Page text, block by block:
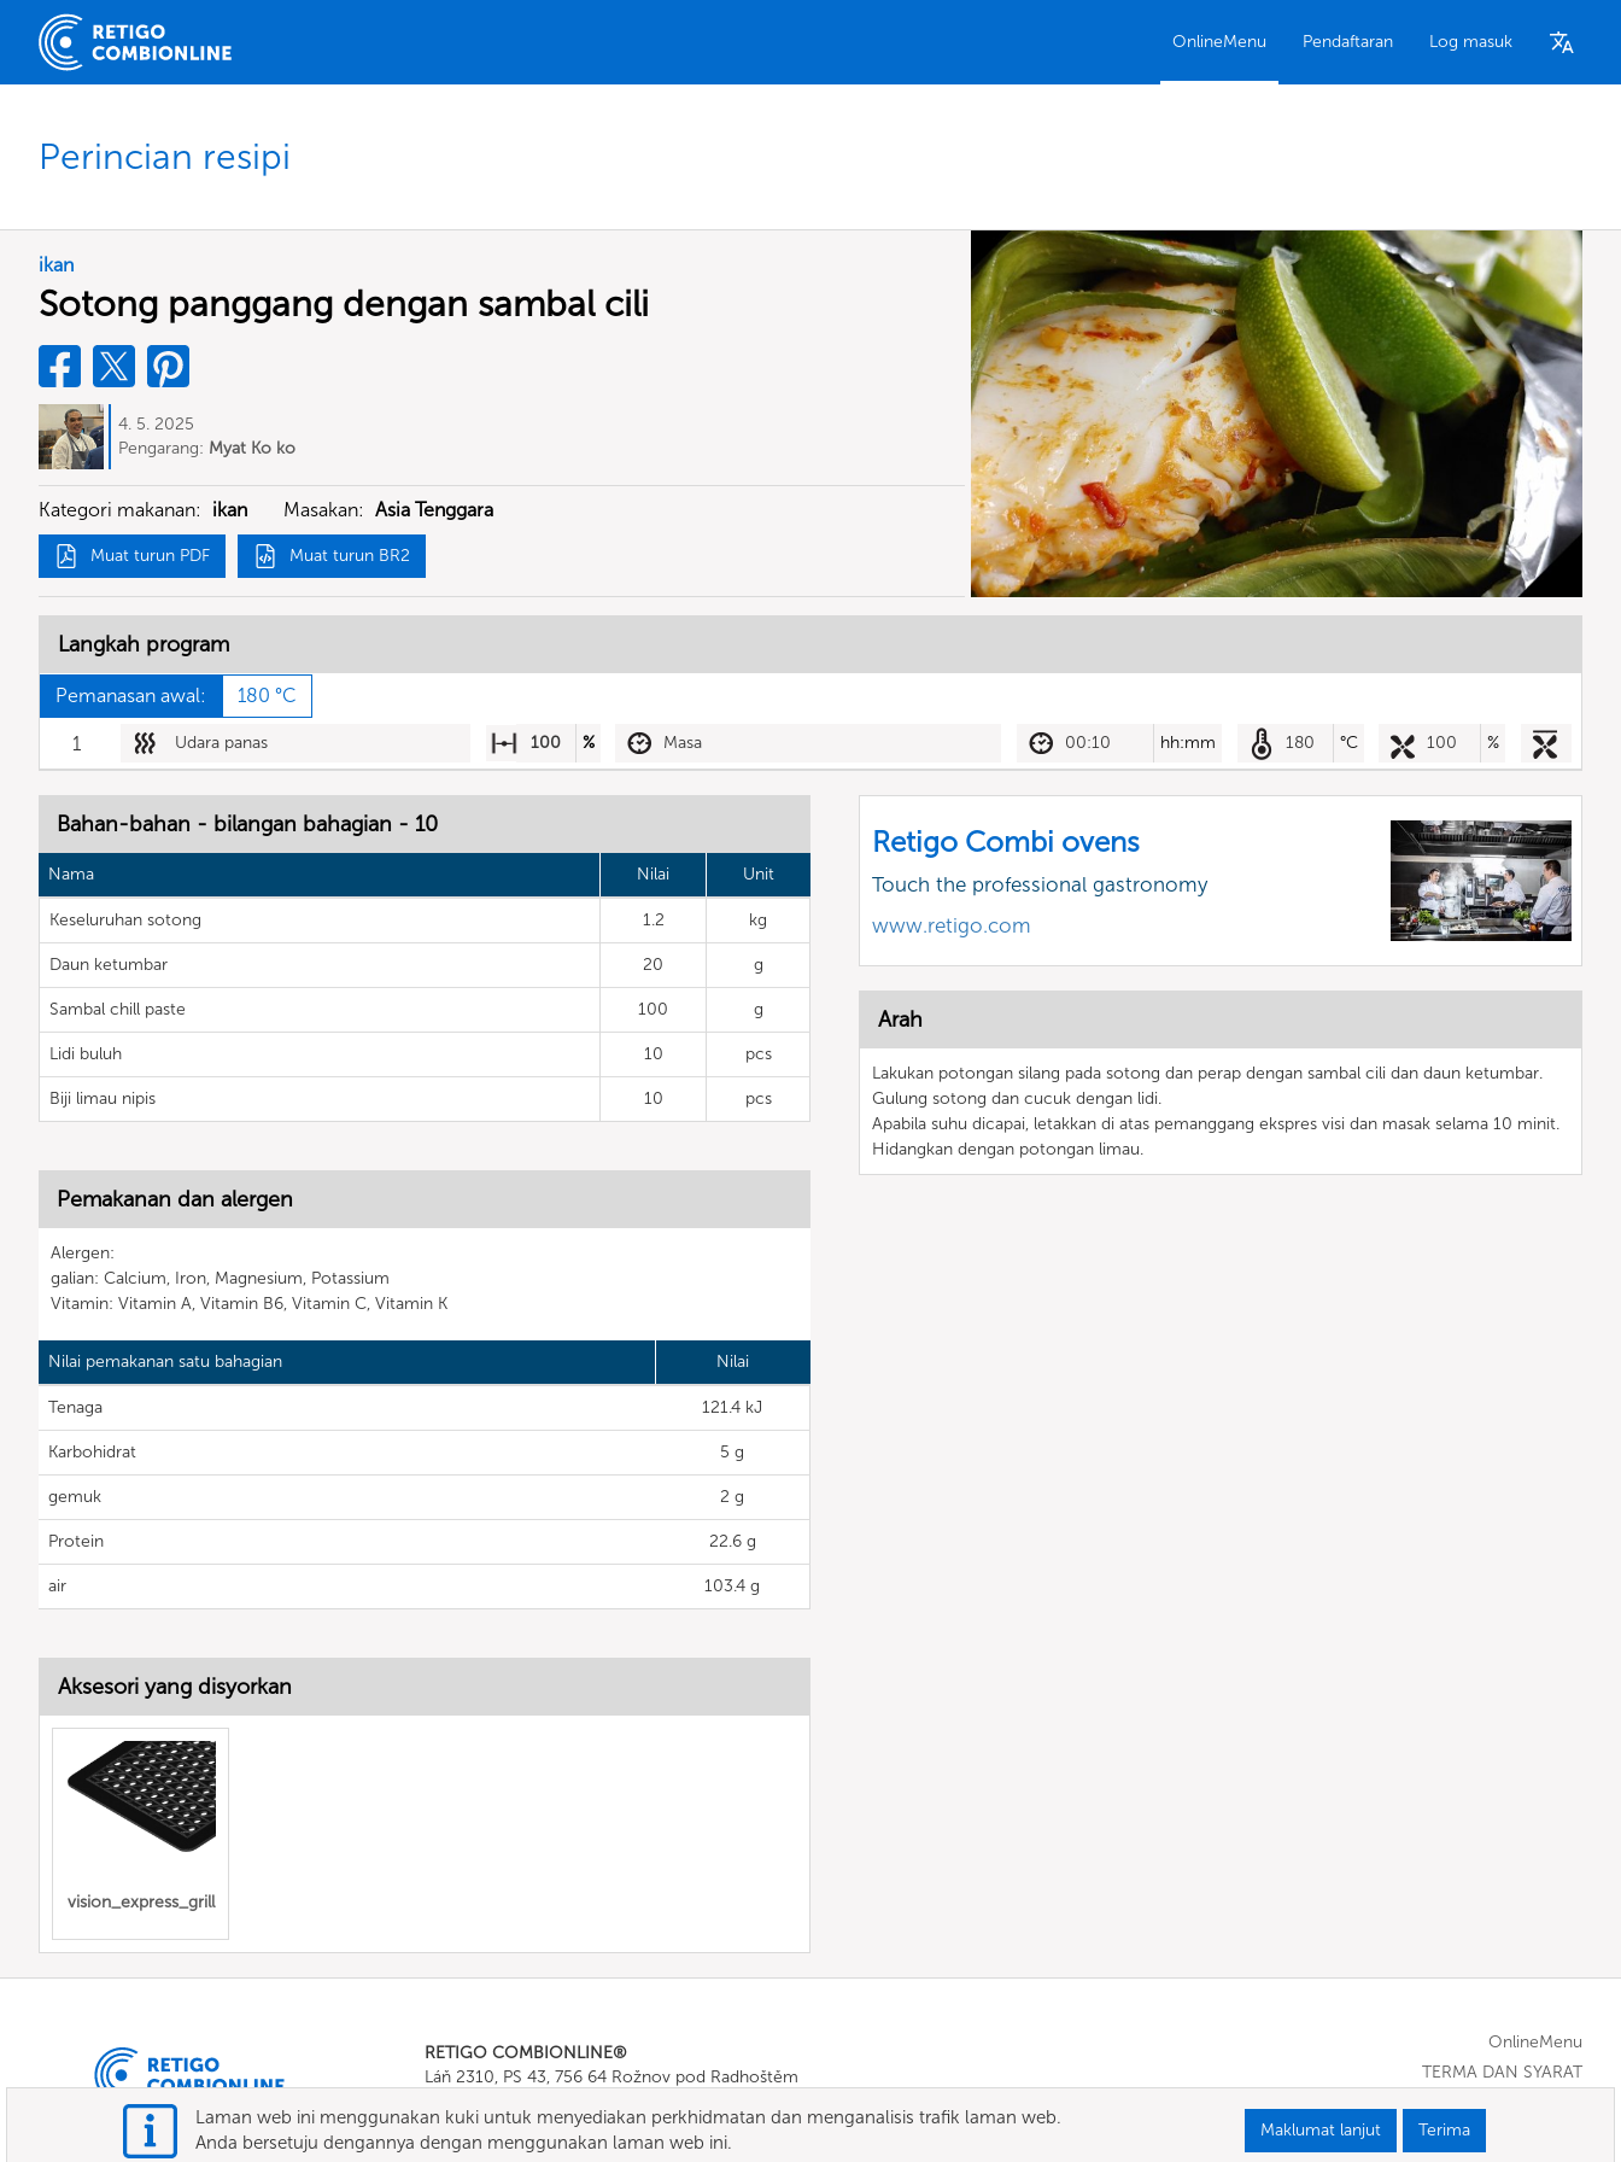
OnlineMenu Pendaftaran Log masuk
Perincian resipi
ikan
Sotong panggang dengan sambal cili
4. 5. 2025
Pengarang: Myat Ko ko
Kategori makanan: ikan Masakan: Asia Tenggara
Muat turun PDF Muat turun BR2
Langkah program
Pemanasan awal: 180 °C
1 Udara panas 100 % Masa 00:10 hh:mm 180 °C 100 %
Bahan-bahan - bilangan bahagian - 10
Nama Nilai Unit
Keseluruhan sotong 1.2 kg
Daun ketumbar 20 g
Sambal chill paste 100 g
Lidi buluh 10 pcs
Biji limau nipis 10 pcs
Pemakanan dan alergen
Alergen:
galian: Calcium, Iron, Magnesium, Potassium
Vitamin: Vitamin A, Vitamin B6, Vitamin C, Vitamin K
Nilai pemakanan satu bahagian Nilai
Tenaga 121.4 kJ
Karbohidrat 5 g
gemuk 2 g
Protein 22.6 g
air 103.4 g
Retigo Combi ovens
Touch the professional gastronomy
www.retigo.com
Arah
Lakukan potongan silang pada sotong dan perap dengan sambal cili dan daun ketumbar.
Gulung sotong dan cucuk dengan lidi.
Apabila suhu dicapai, letakkan di atas pemanggang ekspres visi dan masak selama 10 minit.
Hidangkan dengan potongan limau.
Aksesori yang disyorkan
vision_express_grill
RETIGO COMBIONLINE®
Láň 2310, PS 43, 756 64 Rožnov pod Radhoštěm
E-mail: info@combionline.com
OnlineMenu
TERMA DAN SYARAT
Laman web ini menggunakan kuki untuk menyediakan perkhidmatan dan menganalisis trafik laman web.
Anda bersetuju dengannya dengan menggunakan laman web ini.
Maklumat lanjut Terima